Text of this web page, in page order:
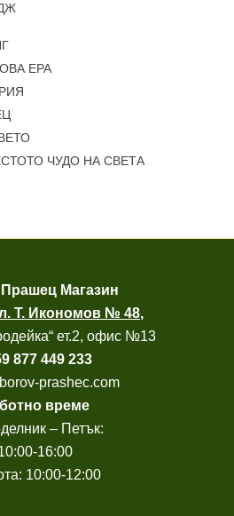
ЕРА
ЧУДО НА СВЕТА
Прашец Магазин
Т. Икономов № 48,
ет.2, офис №13
877 449 233
prashec.com
време
– Петък:
16:00
10:00-12:00